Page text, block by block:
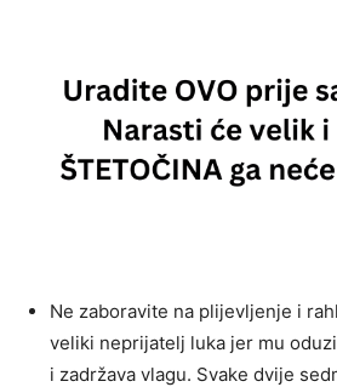
Ne zaboravite na plijevljenje i
veliki neprijatelj luka jer mu
i zadržava vlagu. Svake dvije